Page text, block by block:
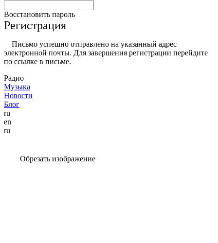
Восстановить пароль
Регистрация
Письмо успешно отправлено на указанный адрес
электронной почты. Для завершения регистрации перейдите
по ссылке в письме.
Радио
Музыка
Новости
Блог
ru
en
ru
Обрезать изображение